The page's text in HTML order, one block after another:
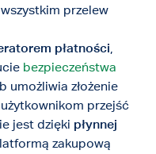
przelew
płatności
bezpieczeństwa
umożliwia złożenie
przejść
jest dzięki płynnej
zakupową